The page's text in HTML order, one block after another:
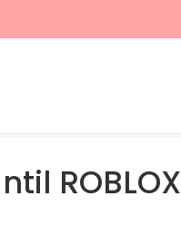
ROBLOX